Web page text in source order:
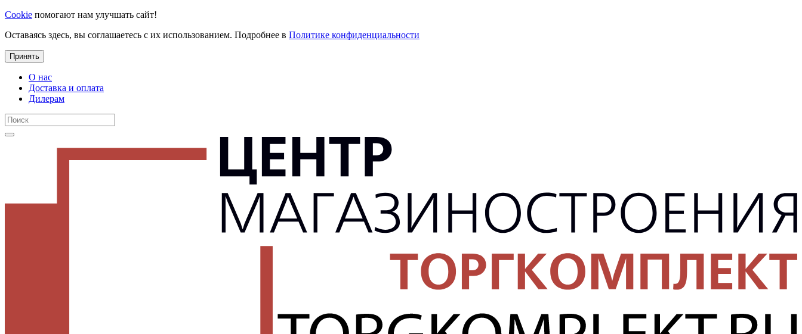
Cookie помогают нам улучшать сайт!
Оставаясь здесь, вы соглашаетесь с их использованием. Подробнее в Политике конфиденциальности
Принять
О нас
Доставка и оплата
Дилерам